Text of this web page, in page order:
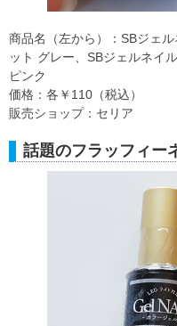
商品名（左から）：SBジェ
ット グレー、SBジェルネイ
ピンク
価格：各￥110（税込）
販売ショップ：セリア
話題のフラッフィー